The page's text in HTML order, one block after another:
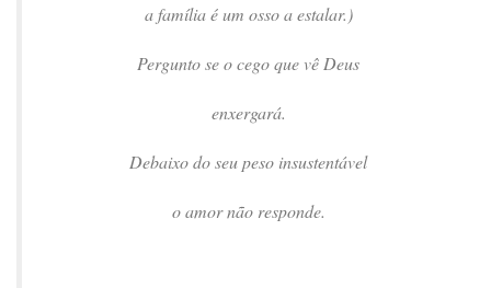
a família é um osso a estalar.)
Pergunto se o cego que vê Deus
enxergará.
Debaixo do seu peso insustentável
o amor não responde.